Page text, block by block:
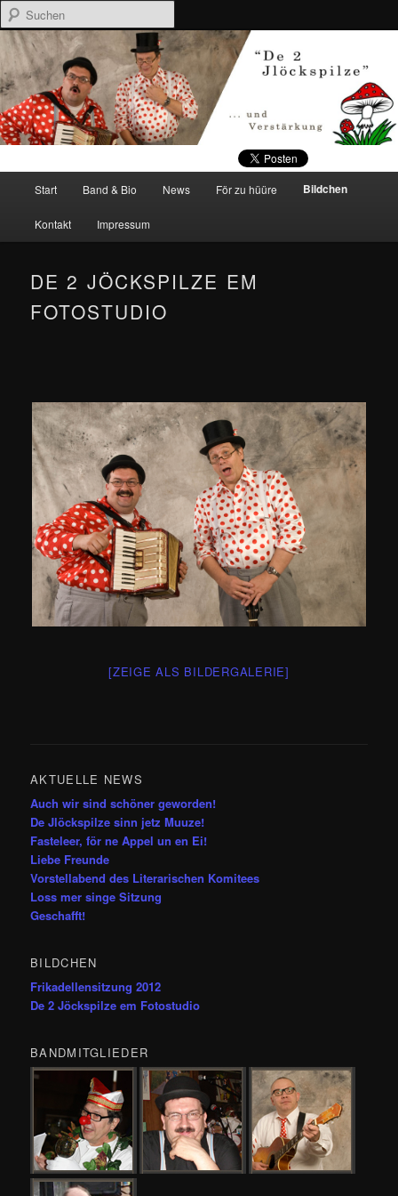
Suchen
Jlöckspilze
Gute Stimmung vom kleinsten Wohnzimmer bis zum größten Saal.
Start Band & Bio News För zu hüüre Bildchen
Kontakt Impressum
DE 2 JÖCKSPILZE EM
FOTOSTUDIO
[ZEIGE ALS BILDERGALERIE]
AKTUELLE NEWS
Auch wir sind schöner geworden!
De Jlöckspilze sinn jetz Muuze!
Fasteleer, för ne Appel un en Ei!
Liebe Freunde
Vorstellabend des Literarischen Komitees
Loss mer singe Sitzung
Geschafft!
BILDCHEN
Frikadellensitzung 2012
De 2 Jöckspilze em Fotostudio
BANDMITGLIEDER